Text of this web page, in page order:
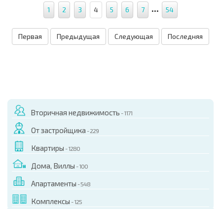
1 2 3 4 5 6 7 ... 54
Первая Предыдущая Следующая Последняя
Вторичная недвижимость - 1171
От застройщика - 229
Квартиры - 1280
Дома, Виллы - 100
Апартаменты - 548
Комплексы - 125